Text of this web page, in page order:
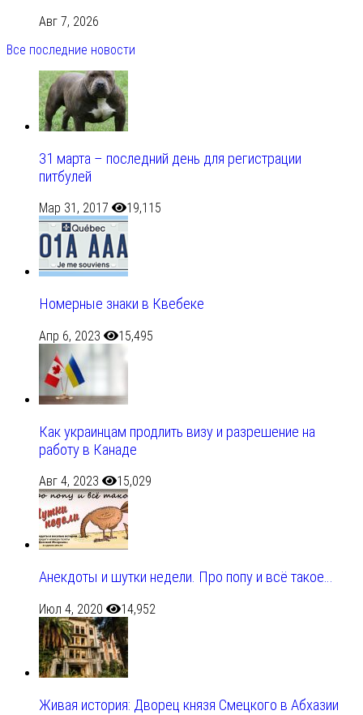
Авг 7, 2026
Все последние новости
31 марта – последний день для регистрации
питбулей
Мар 31, 2017 19,115
Номерные знаки в Квебеке
Апр 6, 2023 15,495
Как украинцам продлить визу и разрешение на
работу в Канаде
Авг 4, 2023 15,029
Анекдоты и шутки недели. Про попу и всё такое…
Июл 4, 2020 14,952
Живая история: Дворец князя Смецкого в Абхазии